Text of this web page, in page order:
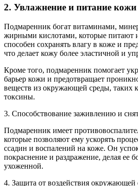
2. Увлажнение и питание кожи
Подмаренник богат витаминами,
жирными кислотами, которые питают
способен сохранять влагу в коже и
что делает кожу более эластичной и
Кроме того, подмаренник помогает
барьер кожи и предотвращает
веществ из окружающей среды, таких
токсины.
3. Способствование заживлению и
Подмаренник имеет
которые позволяют ему ускорять
ссадин и воспалений на коже. Он
покраснение и раздражение, делая ее
ухоженной.
4. Защита от воздействия окружающей